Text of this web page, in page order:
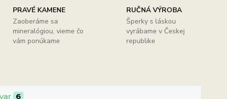
PRAVÉ KAMENE
Zaoberáme sa
mineralógiou, vieme čo
vám ponúkame
RUČNÁ VÝROBA
Šperky s láskou
vyrábame v Českej
republike
6